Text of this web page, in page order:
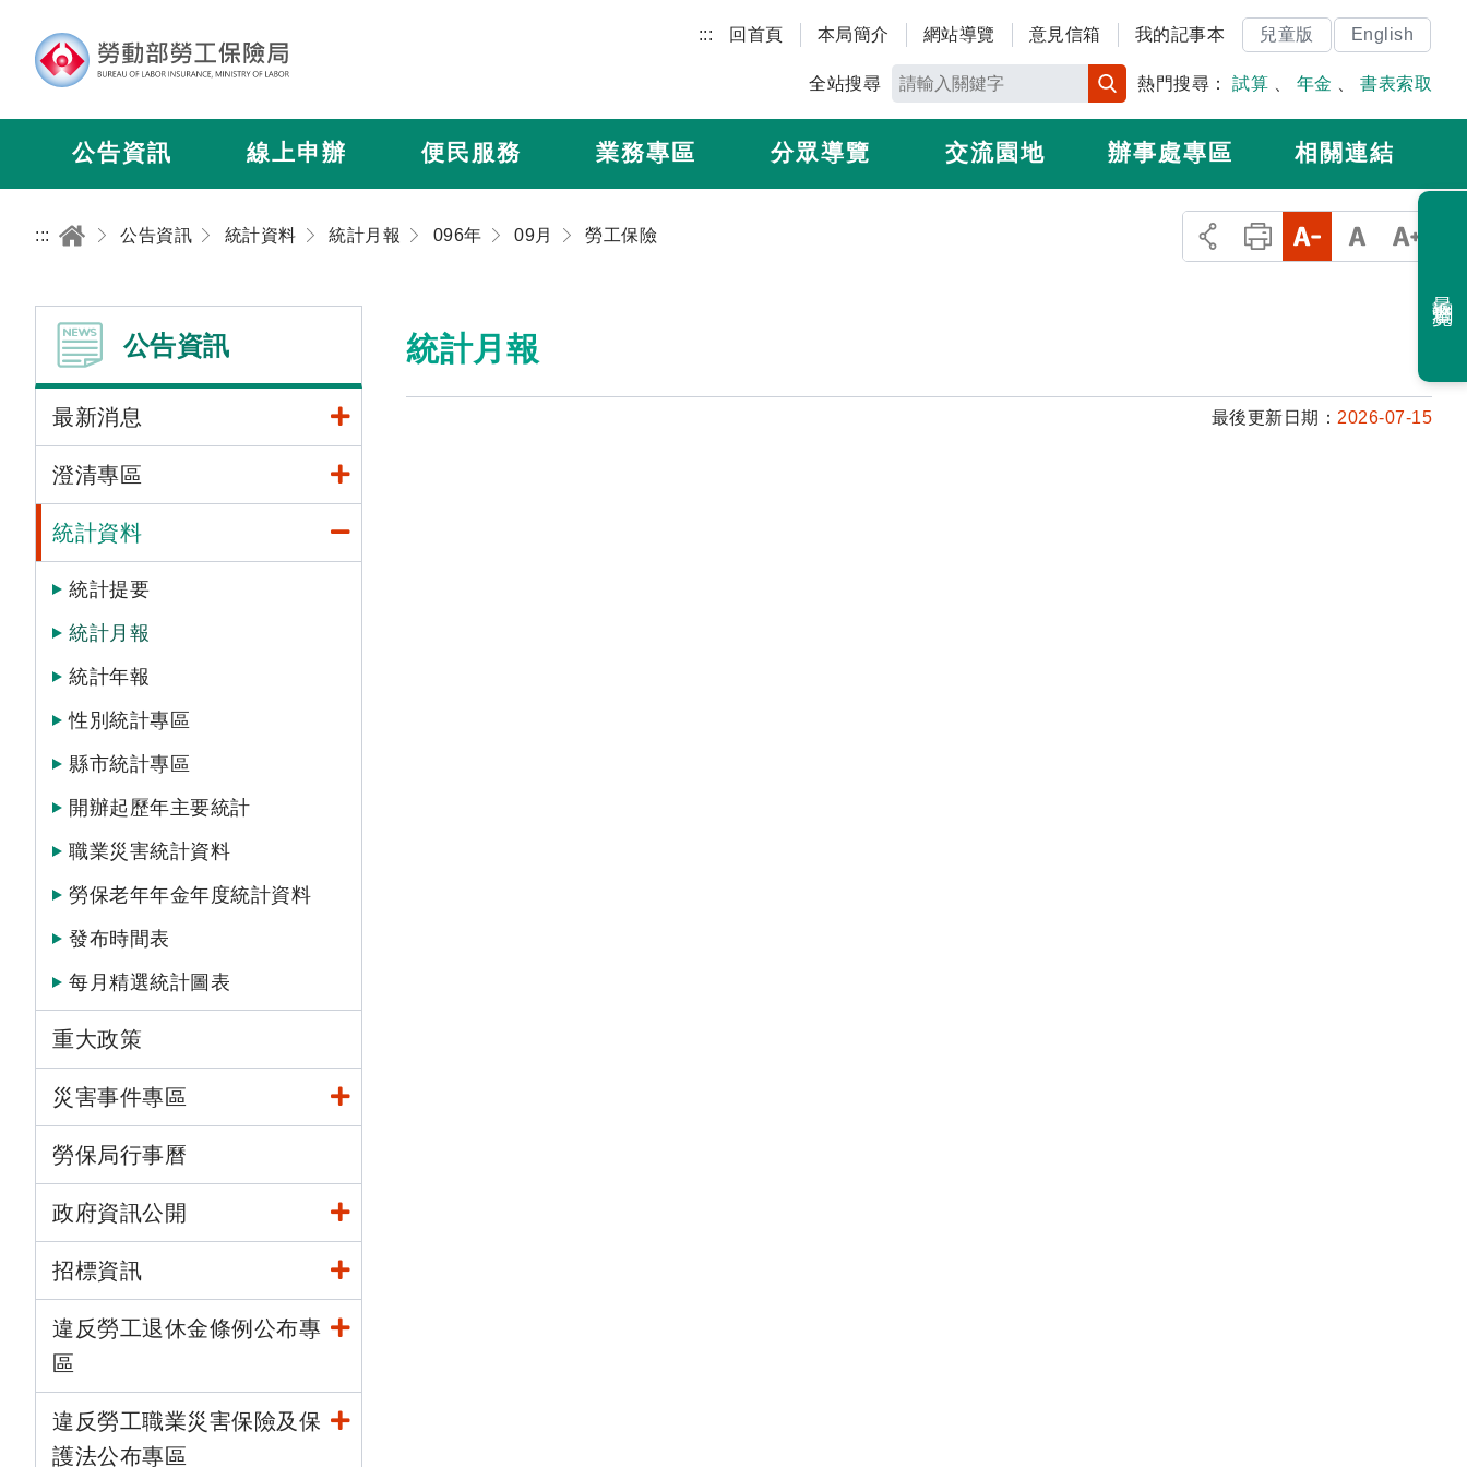
::: 回首頁 本局簡介 網站導覽 意見信箱 我的記事本 兒童版 English
全站搜尋 熱門搜尋： 試算 年金 書表索取
公告資訊 線上申辦 便民服務 業務專區 分眾導覽 交流園地 辦事處專區 相關連結
::: 公告資訊 統計資料 統計月報 096年 09月 勞工保險
公告資訊
最新消息
澄清專區
統計資料
統計提要
統計月報
統計年報
性別統計專區
縣市統計專區
開辦起歷年主要統計
職業災害統計資料
勞保老年年金年度統計資料
發布時間表
每月精選統計圖表
重大政策
災害事件專區
勞保局行事曆
政府資訊公開
招標資訊
違反勞工退休金條例公布專
區
違反勞工職業災害保險及保
護法公布專區
統計月報
最後更新日期： 2026-07-15